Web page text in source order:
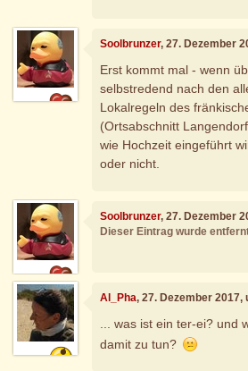
Soolbrunzer, 27. Dezember
Erst kommt mal - wenn
selbstredend nach den
Lokalregeln des
(Ortsabschnitt
wie Hochzeit eingeführt
oder nicht.
Soolbrunzer, 27. Dezember
Dieser Eintrag wurde
Al_Pha, 27. Dezember 2017,
... was ist ein ter-ei? und
damit zu tun?